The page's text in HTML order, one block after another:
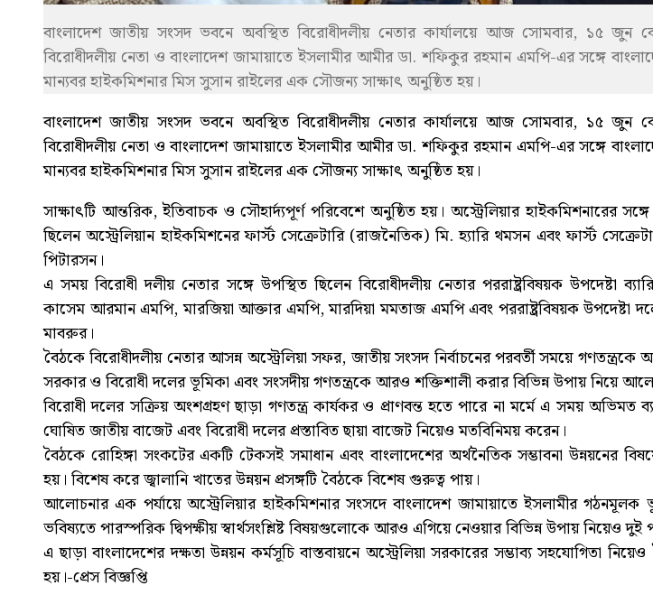
বাংলাদেশ জাতীয় সংসদ ভবনে অবস্থিত বিরোধীদলীয় নেতার কার্যালয়ে আজ সোমবার, ১৫ জুন
বিরোধীদলীয় নেতা ও বাংলাদেশ জামায়াতে ইসলামীর আমীর ডা. শফিকুর রহমান এমপি-এর সঙ্গে
মান্যবর হাইকমিশনার মিস সুসান রাইলের এক সৌজন্য সাক্ষাৎ অনুষ্ঠিত হয়।
বাংলাদেশ জাতীয় সংসদ ভবনে অবস্থিত বিরোধীদলীয় নেতার কার্যালয়ে আজ সোমবার, ১৫ জুন
বিরোধীদলীয় নেতা ও বাংলাদেশ জামায়াতে ইসলামীর আমীর ডা. শফিকুর রহমান এমপি-এর সঙ্গে
মান্যবর হাইকমিশনার মিস সুসান রাইলের এক সৌজন্য সাক্ষাৎ অনুষ্ঠিত হয়।
সাক্ষাৎটি আন্তরিক, ইতিবাচক ও সৌহার্দ্যপূর্ণ পরিবেশে অনুষ্ঠিত হয়। অস্ট্রেলিয়ার হাইকমিশনারের
ছিলেন অস্ট্রেলিয়ান হাইকমিশনের ফার্স্ট সেক্রেটারি (রাজনৈতিক) মি. হ্যারি থমসন এবং ফার্স্ট
পিটারসন।
এ সময় বিরোধী দলীয় নেতার সঙ্গে উপস্থিত ছিলেন বিরোধীদলীয় নেতার পররাষ্ট্রবিষয়ক উপদেষ্টা
কাসেম আরমান এমপি, মারজিয়া আক্তার এমপি, মারদিয়া মমতাজ এমপি এবং পররাষ্ট্রবিষয়ক উপদেষ্টা
মাবরুর।
বৈঠকে বিরোধীদলীয় নেতার আসন্ন অস্ট্রেলিয়া সফর, জাতীয় সংসদ নির্বাচনের পরবর্তী সময়ে
সরকার ও বিরোধী দলের ভূমিকা এবং সংসদীয় গণতন্ত্রকে আরও শক্তিশালী করার বিভিন্ন উপায় নিয়ে
বিরোধী দলের সক্রিয় অংশগ্রহণ ছাড়া গণতন্ত্র কার্যকর ও প্রাণবন্ত হতে পারে না মর্মে এ সময় অভিমত
ঘোষিত জাতীয় বাজেট এবং বিরোধী দলের প্রস্তাবিত ছায়া বাজেট নিয়েও মতবিনিময় করেন।
বৈঠকে রোহিঙ্গা সংকটের একটি টেকসই সমাধান এবং বাংলাদেশের অর্থনৈতিক সম্ভাবনা উন্নয়নের
হয়। বিশেষ করে জ্বালানি খাতের উন্নয়ন প্রসঙ্গটি বৈঠকে বিশেষ গুরুত্ব পায়।
আলোচনার এক পর্যায়ে অস্ট্রেলিয়ার হাইকমিশনার সংসদে বাংলাদেশ জামায়াতে ইসলামীর গঠনমূলক
ভবিষ্যতে পারস্পরিক দ্বিপক্ষীয় স্বার্থসংশ্লিষ্ট বিষয়গুলোকে আরও এগিয়ে নেওয়ার বিভিন্ন উপায় নিয়েও
এ ছাড়া বাংলাদেশের দক্ষতা উন্নয়ন কর্মসূচি বাস্তবায়নে অস্ট্রেলিয়া সরকারের সম্ভাব্য সহযোগিতা
হয়।-প্রেস বিজ্ঞপ্তি